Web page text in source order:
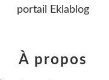
portail Eklablog
À propos